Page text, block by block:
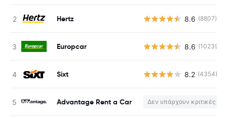
Hertz 8.6 (8807)
Europcar 8.6 (10239)
Sixt 8.2 (4354)
Advantage Rent a Car Δεν υπάρχουν κριτικές